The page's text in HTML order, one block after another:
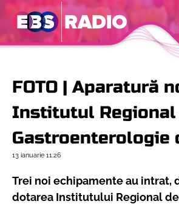
FOTO | Aparatură
Institutul Regional
Gastroenterologie
13 ianuarie 11:26
Trei noi echipamente au intrat,
dotarea Institutului Regional de